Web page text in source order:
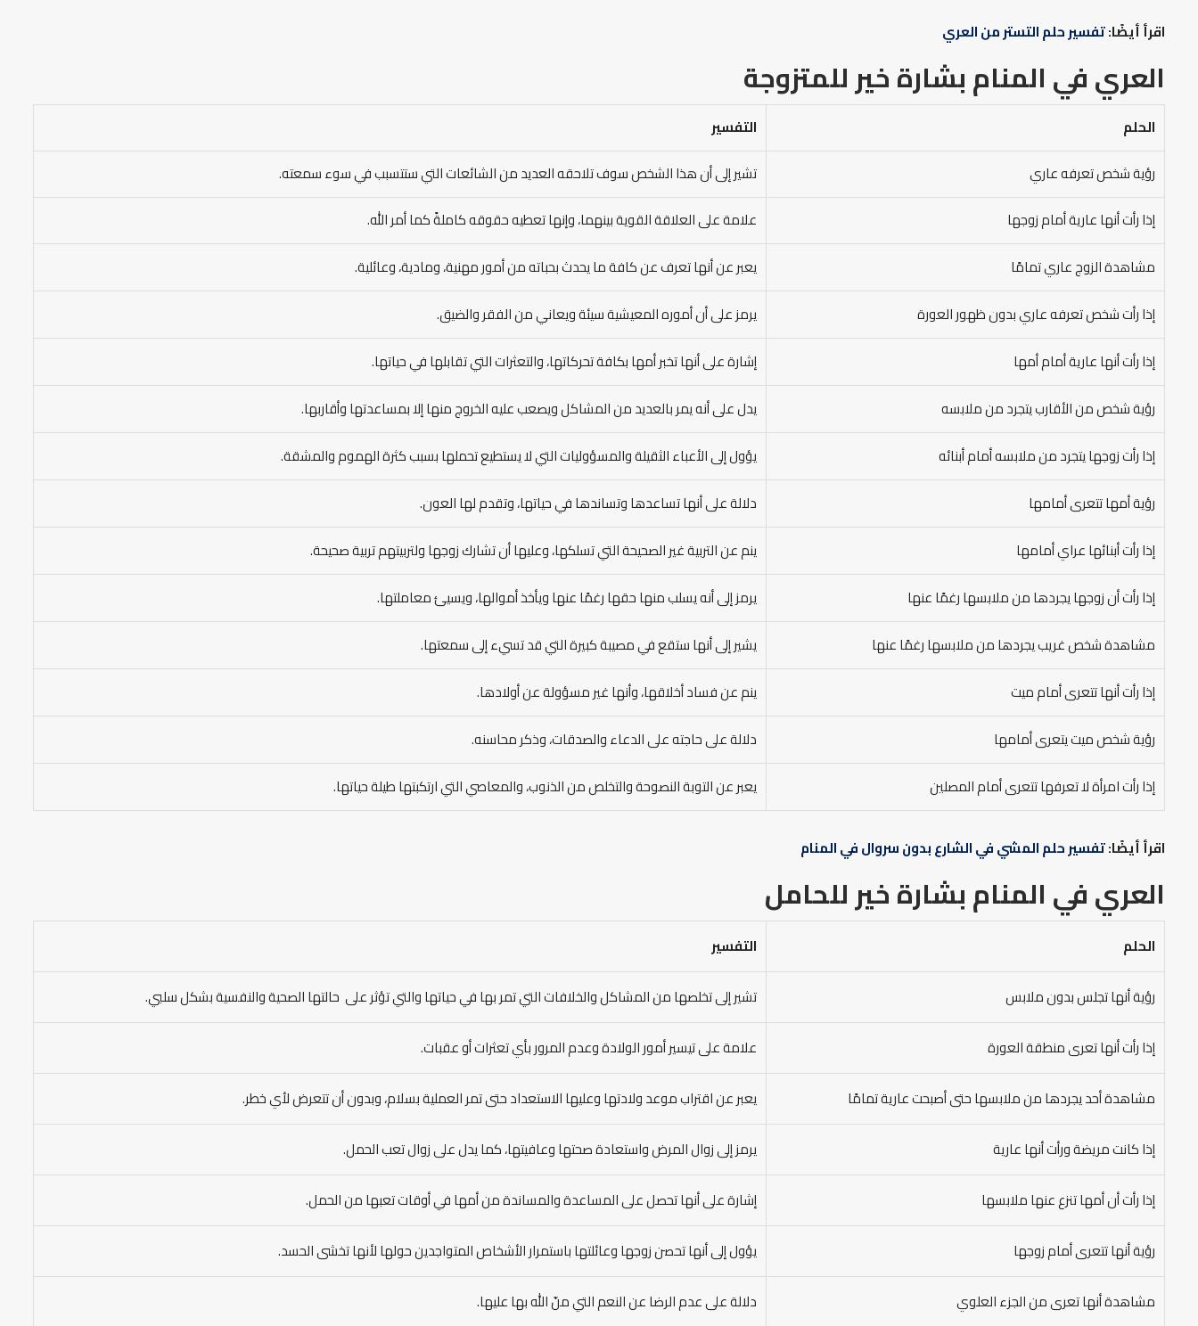
اقرأ أيضًا:تفسير حلم التستر من العري
العري في المنام بشارة خيرللمتزوجة
الحلم
التفسير
رؤية شخص تعرفه عاري
تشير إلى أن هذا الشخص سوف تلاحقه العديد من الشائعات التي ستتسبب في سوء سمعته.
إذا رأت أنها عارية أمام زوجها
علامة على العلاقة القوية بينهما، وإنها تعطيه حقوقه كاملةً كما أمر الله.
مشاهدة الزوج عاري تمامًا
يعبر عن أنها تعرف عن كافة ما يحدث بحباته من أمور مهنية، ومادية، وعائلية.
إذا رأت شخص تعرفه عاري بدون ظهور العورة
يرمز على أن أموره المعيشية سيئة ويعاني من الفقر والضيق.
إذا رأت أنها عارية أمام أمها
إشارة على أنها تخبر أمها بكافة تحركاتها، والتعثرات التي تقابلها في حياتها.
رؤية شخص من الأقارب يتجرد من ملابسه
يدل على أنه يمر بالعديد من المشاكل ويصعب عليه الخروج منها إلا بمساعدتها وأقاربها.
إذا رأت زوجها يتجرد من ملابسه أمام أبنائه
يؤول إلى الأعباء الثقيلة والمسؤوليات التي لا يستطيع تحملها بسبب كثرة الهموم والمشقة.
رؤية أمها تتعرى أمامها
دلالة على أنها تساعدها وتساندها في حياتها، وتقدم لها العون.
إذا رأت أبنائها عراي أمامها
ينم عن التربية غير الصحيحة التي تسلكها، وعليها أن تشارك زوجها ولتربيتهم تربية صحيحة.
إذا رأت أن زوجها يجردها من ملابسها رغمًا عنها
يرمز إلى أنه يسلب منها حقها رغمًا عنها ويأخذ أموالها، ويسيئ معاملتها.
مشاهدة شخص غريب يجردها من ملابسها رغمًا عنها
يشير إلى أنها ستقع في مصيبة كبيرة التي قد تسيء إلى سمعتها.
إذا رأت أنها تتعرى أمام ميت
ينم عن فساد أخلاقها، وأنها غير مسؤولة عن أولادها.
رؤية شخص ميت يتعرى أمامها
دلالة على حاجته على الدعاء والصدقات، وذكر محاسنه.
إذا رأت امرأة لا تعرفها تتعرى أمام المصلين
يعبر عن التوبة النصوحة والتخلص من الذنوب، والمعاصي التي ارتكبتها طيلة حياتها.
اقرأ أيضًا:تفسير حلم المشي في الشارع بدون سروال في المنام
العري في المنام بشارة خيرللحامل
الحلم
التفسير
رؤية أنها تجلس بدون ملابس
تشير إلى تخلصها من المشاكل والخلافات التي تمر بها في حياتها والتي تؤثر على حالتها الصحية والنفسية بشكل سلبي.
إذا رأت أنها تعرى منطقة العورة
علامة على تيسير أمور الولادة وعدم المرور بأي تعثرات أو عقبات.
مشاهدة أحد يجردها من ملابسها حتى أصبحت عارية تمامًا
يعبر عن اقتراب موعد ولادتها وعليها الاستعداد حتى تمر العملية بسلام، وبدون أن تتعرض لأي خطر.
إذا كانت مريضة ورأت أنها عارية
يرمز إلى زوال المرض واستعادة صحتها وعافيتها، كما يدل على زوال تعب الحمل.
إذا رأت أن أمها تنزع عنها ملابسها
إشارة على أنها تحصل على المساعدة والمساندة من أمها في أوقات تعبها من الحمل.
رؤية أنها تتعرى أمام زوجها
يؤول إلى أنها تحصن زوجها وعائلتها باستمرار الأشخاص المتواجدين حولها لأنها تخشى الحسد.
مشاهدة أنها تعرى من الجزء العلوي
دلالة على عدم الرضا عن النعم التي منّ الله بها عليها.